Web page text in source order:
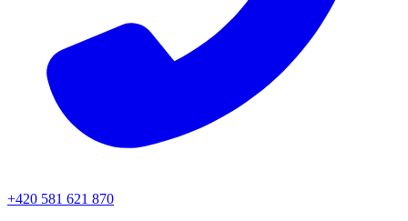
+420 581 621 870